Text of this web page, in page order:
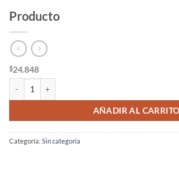
Producto
$24.848
AÑADIR AL CARRITO
Categoría: Sin categoría